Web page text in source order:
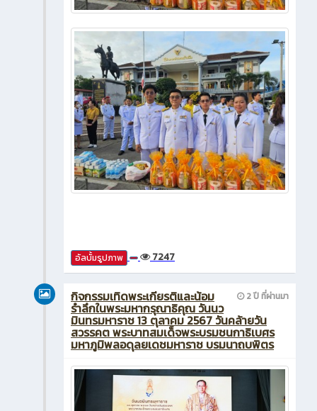
อัลบั้มรูปภาพ 7247
2 ปี ที่ผ่านมา
กิจกรรมเทิดพระเกียรติและน้อม
รำลึกในพระมหากรุณาธิคุณ วันนว
มินทรมหาราช 13 ตุลาคม 2567 วันคล้ายวัน
สวรรคต พระบาทสมเด็จพระบรมชนกาธิเบศร
มหาภูมิพลอดุลยเดชมหาราช บรมนาถบพิตร